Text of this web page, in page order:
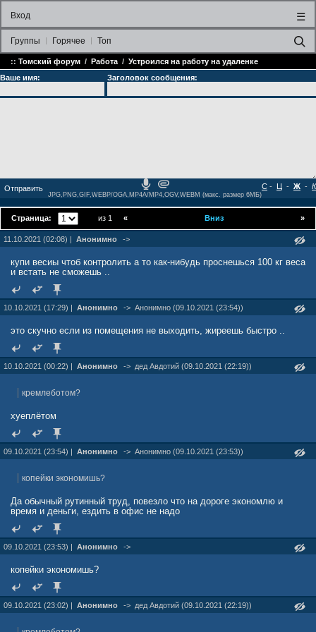
Вход ☰
Группы Горячее Топ
:: Томский форум / Работа / Устроился на работу на удаленке
Ваше имя:
Заголовок сообщения:
- Ц - Ж - К
С
JPG,PNG,GIF,WEBP/OGA,MP4A/MP4,OGV,WEBM (макс. размер 6МБ)
Страница: из 1 »
« Вниз
11.10.2021 (02:08) | Анонимно ->
купи весиы чтоб контролить а то как-нибудь проснешься 100 кг веса
и встать не сможешь ..
10.10.2021 (17:29) | Анонимно -> Анонимно (09.10.2021 (23:54))
это скучно если из помещения не выходить, жиреешь быстро ..
10.10.2021 (00:22) | Анонимно -> дед Авдотий (09.10.2021 (22:19))
кремлеботом?
хуеплётом
09.10.2021 (23:54) | Анонимно -> Анонимно (09.10.2021 (23:53))
копейки экономишь?
Да обычный рутинный труд, повезло что на дороге экономлю и
время и деньги, ездить в офис не надо
09.10.2021 (23:53) | Анонимно ->
копейки экономишь?
09.10.2021 (23:02) | Анонимно -> дед Авдотий (09.10.2021 (22:19))